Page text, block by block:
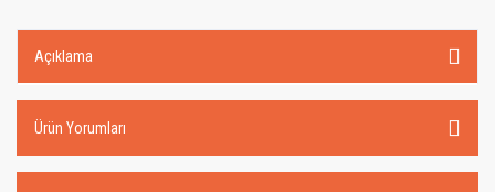
Açıklama
Ürün Yorumları